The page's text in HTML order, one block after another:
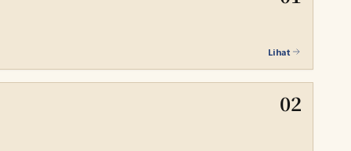
Lihat
02